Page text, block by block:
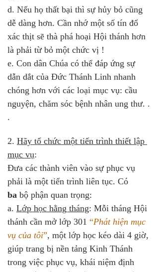
d. Nếu họ thất bại thì sự hủy bỏ cũng
dễ dàng hơn. Cần nhớ một số tín đổ
xác thịt sẽ thà phá hoại Hội thánh hơn
là phải từ bỏ một chức vị !
e. Con dân Chúa có thể đáp ứng sự
dẫn dắt của Đức Thánh Linh nhanh
chóng hơn với các loại mục vụ: cầu
nguyện, chăm sóc bệnh nhân ung thư. .
.
2. Hãy tổ chức một tiến trình thiết lập
mục vụ:
Đưa các thành viên vào sự phục vụ
phải là một tiến trình liên tục. Có
ba bộ phận quan trọng:
a. Lớp học hằng tháng: Mỗi tháng Hội
thánh cần mở lớp 301 “Phát hiện mục
vụ của tôi”, một lớp học kéo dài 4 giờ,
giúp trang bị nền tảng Kinh Thánh
trong việc phục vụ, khái niệm định